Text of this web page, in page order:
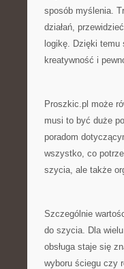
sposób myślenia.
działań,
logikę. Dzięki
kreatywność i
Proszkic.pl może
musi to być duże
poradom
wszystko, co
szycia, ale także
Szczególnie
do szycia. Dla
obsługa staje się
wyboru ściegu czy